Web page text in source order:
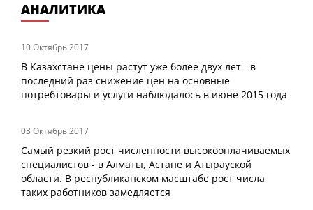
АНАЛИТИКА
10 Октябрь 2017
В Казахстане цены растут уже более двух лет - в
последний раз снижение цен на основные
потребтовары и услуги наблюдалось в июне 2015 года
03 Октябрь 2017
Самый резкий рост численности высокооплачиваемых
специалистов - в Алматы, Астане и Атырауской
области. В республиканском масштабе рост числа
таких работников замедляется